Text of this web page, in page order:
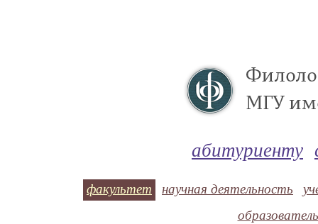
абитуриенту
факультет научная деятельность